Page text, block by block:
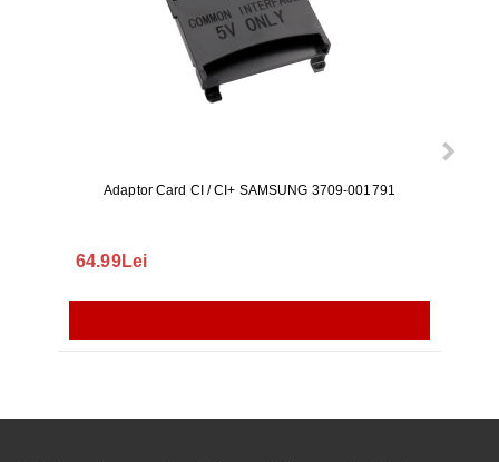
Adaptor Card CI / CI+ SAMSUNG 3709-001791
64.99Lei